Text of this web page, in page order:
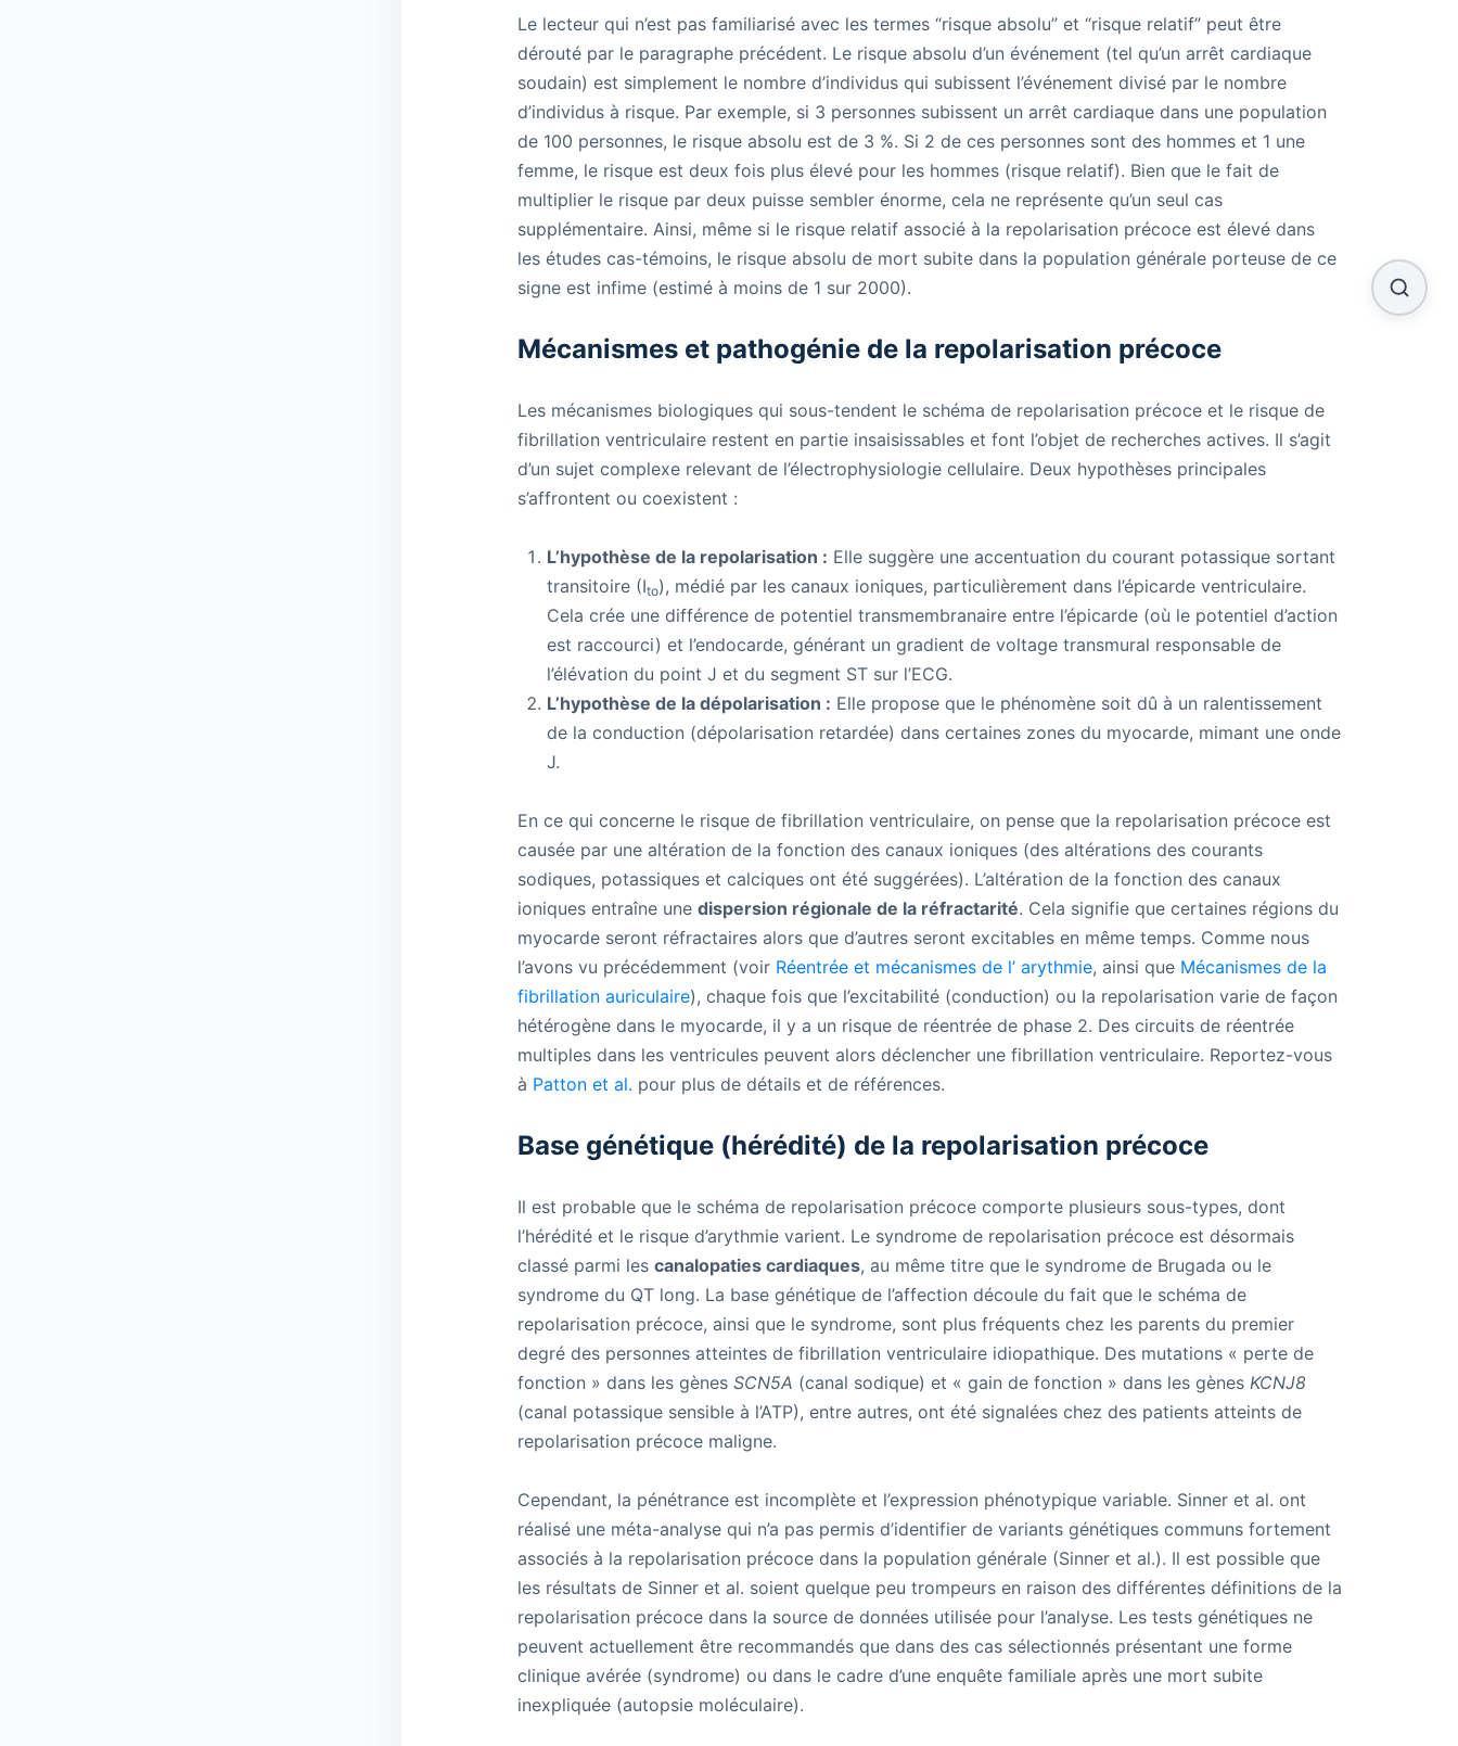
Le lecteur qui n’est pas familiarisé avec les termes “risque absolu” et “risque relatif” peut être
dérouté par le paragraphe précédent. Le risque absolu d’un événement (tel qu’un arrêt cardiaque
soudain) est simplement le nombre d’individus qui subissent l’événement divisé par le nombre
d’individus à risque. Par exemple, si 3 personnes subissent un arrêt cardiaque dans une population
de 100 personnes, le risque absolu est de 3 %. Si 2 de ces personnes sont des hommes et 1 une
femme, le risque est deux fois plus élevé pour les hommes (risque relatif). Bien que le fait de
multiplier le risque par deux puisse sembler énorme, cela ne représente qu’un seul cas
supplémentaire. Ainsi, même si le risque relatif associé à la repolarisation précoce est élevé dans
les études cas-témoins, le risque absolu de mort subite dans la population générale porteuse de ce
signe est infime (estimé à moins de 1 sur 2000).
Mécanismes et pathogénie de la repolarisation précoce
Les mécanismes biologiques qui sous-tendent le schéma de repolarisation précoce et le risque de
fibrillation ventriculaire restent en partie insaisissables et font l’objet de recherches actives. Il s’agit
d’un sujet complexe relevant de l’électrophysiologie cellulaire. Deux hypothèses principales
s’affrontent ou coexistent :
L’hypothèse de la repolarisation : Elle suggère une accentuation du courant potassique sortant
transitoire (Ito), médié par les canaux ioniques, particulièrement dans l’épicarde ventriculaire.
Cela crée une différence de potentiel transmembranaire entre l’épicarde (où le potentiel d’action
est raccourci) et l’endocarde, générant un gradient de voltage transmural responsable de
l’élévation du point J et du segment ST sur l’ECG.
L’hypothèse de la dépolarisation : Elle propose que le phénomène soit dû à un ralentissement
de la conduction (dépolarisation retardée) dans certaines zones du myocarde, mimant une onde
J.
En ce qui concerne le risque de fibrillation ventriculaire, on pense que la repolarisation précoce est
causée par une altération de la fonction des canaux ioniques (des altérations des courants
sodiques, potassiques et calciques ont été suggérées). L’altération de la fonction des canaux
ioniques entraîne une dispersion régionale de la réfractarité. Cela signifie que certaines régions du
myocarde seront réfractaires alors que d’autres seront excitables en même temps. Comme nous
l’avons vu précédemment (voir Réentrée et mécanismes de l’ arythmie, ainsi que Mécanismes de la
fibrillation auriculaire), chaque fois que l’excitabilité (conduction) ou la repolarisation varie de façon
hétérogène dans le myocarde, il y a un risque de réentrée de phase 2. Des circuits de réentrée
multiples dans les ventricules peuvent alors déclencher une fibrillation ventriculaire. Reportez-vous
à Patton et al. pour plus de détails et de références.
Base génétique (hérédité) de la repolarisation précoce
Il est probable que le schéma de repolarisation précoce comporte plusieurs sous-types, dont
l’hérédité et le risque d’arythmie varient. Le syndrome de repolarisation précoce est désormais
classé parmi les canalopaties cardiaques, au même titre que le syndrome de Brugada ou le
syndrome du QT long. La base génétique de l’affection découle du fait que le schéma de
repolarisation précoce, ainsi que le syndrome, sont plus fréquents chez les parents du premier
degré des personnes atteintes de fibrillation ventriculaire idiopathique. Des mutations « perte de
fonction » dans les gènes SCN5A (canal sodique) et « gain de fonction » dans les gènes KCNJ8
(canal potassique sensible à l’ATP), entre autres, ont été signalées chez des patients atteints de
repolarisation précoce maligne.
Cependant, la pénétrance est incomplète et l’expression phénotypique variable. Sinner et al. ont
réalisé une méta-analyse qui n’a pas permis d’identifier de variants génétiques communs fortement
associés à la repolarisation précoce dans la population générale (Sinner et al.). Il est possible que
les résultats de Sinner et al. soient quelque peu trompeurs en raison des différentes définitions de la
repolarisation précoce dans la source de données utilisée pour l’analyse. Les tests génétiques ne
peuvent actuellement être recommandés que dans des cas sélectionnés présentant une forme
clinique avérée (syndrome) ou dans le cadre d’une enquête familiale après une mort subite
inexpliquée (autopsie moléculaire).